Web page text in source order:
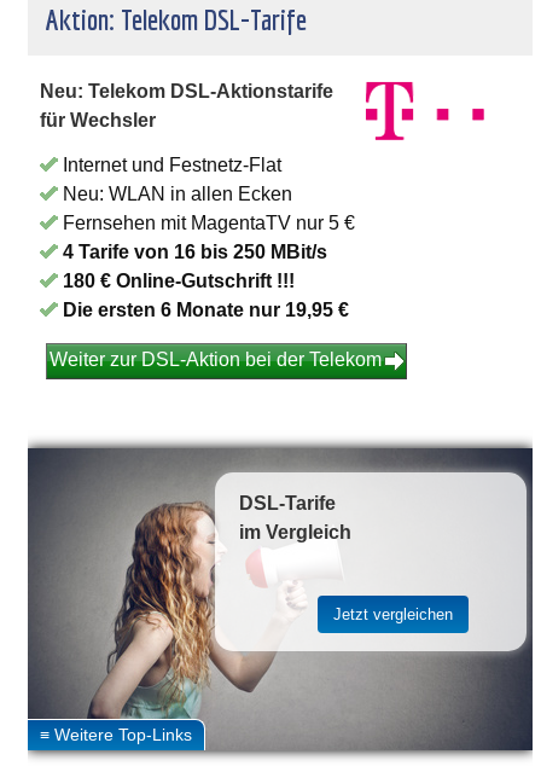
Aktion: Telekom DSL-Tarife
Neu: Telekom DSL-Aktionstarife
für Wechsler
Internet und Festnetz-Flat
Neu: WLAN in allen Ecken
Fernsehen mit MagentaTV nur 5 €
4 Tarife von 16 bis 250 MBit/s
180 € Online-Gutschrift !!!
Die ersten 6 Monate nur 19,95 €
Weiter zur DSL-Aktion bei der Telekom
DSL-Tarife
im Vergleich